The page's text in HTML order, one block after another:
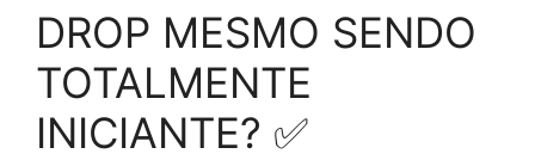
DROP MESMO SENDO
TOTALMENTE
INICIANTE? ✅